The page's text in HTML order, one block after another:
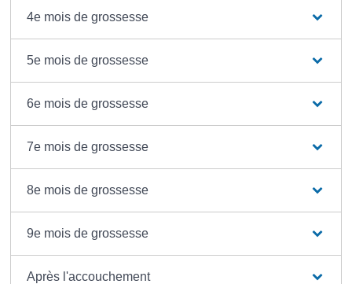
4e mois de grossesse
5e mois de grossesse
6e mois de grossesse
7e mois de grossesse
8e mois de grossesse
9e mois de grossesse
Après l'accouchement